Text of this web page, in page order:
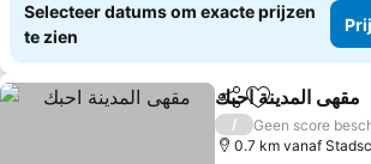
Selecteer datums om exacte prijzen
te zien
DelenToevoegen
مقهى المدينة احبك
/
Geen score
0.7 km vanaf